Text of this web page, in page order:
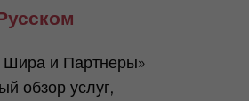
и Партнеры»
обзор услуг,